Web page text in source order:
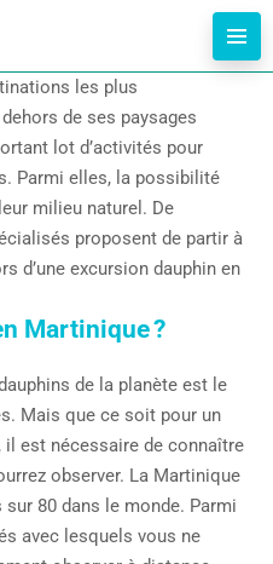
les plus
de ses paysages
lot d’activités pour
Parmi elles, la possibilité
milieu naturel. De
proposent de partir à
d’une excursion dauphin en
Martinique ?
de la planète est le
Mais que ce soit pour un
est nécessaire de connaître
observer. La Martinique
80 dans le monde. Parmi
avec lesquels vous ne